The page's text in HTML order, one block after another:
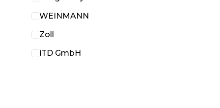
WEINMANN
Zoll
iTD GmbH